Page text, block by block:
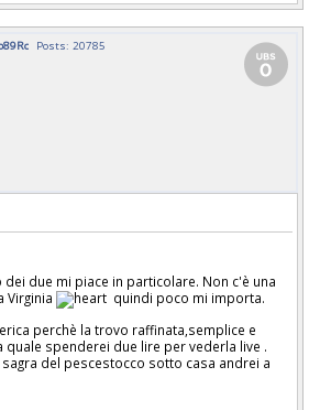
Posts: 20785
due mi piace in particolare. Non c'è una
Virginia
quindi poco mi importa.
perchè la trovo raffinata,semplice e
quale spenderei due lire per vederla live .
del pescestocco sotto casa andrei a